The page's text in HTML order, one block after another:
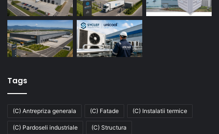
Tags
(C) Antrepriza generala (C) Fatade (C) Instalatii termice
(C) Pardoseli industriale (C) Structura